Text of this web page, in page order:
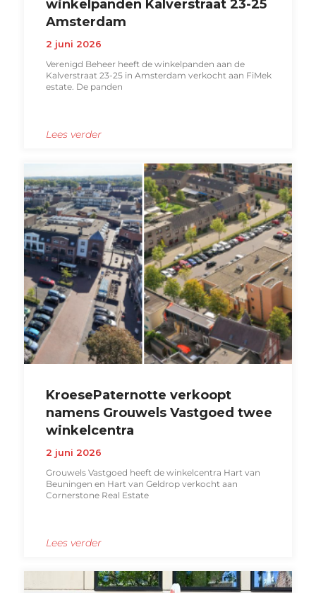
winkelpanden Kalverstraat 23-25
Amsterdam
2 juni 2026
Verenigd Beheer heeft de winkelpanden aan de
Kalverstraat 23-25 in Amsterdam verkocht aan FiMek
estate. De panden
Lees verder
KroesePaternotte verkoopt
namens Grouwels Vastgoed twee
winkelcentra
2 juni 2026
Grouwels Vastgoed heeft de winkelcentra Hart van
Beuningen en Hart van Geldrop verkocht aan
Cornerstone Real Estate
Lees verder